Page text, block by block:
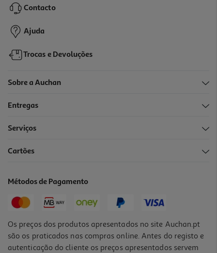
Contacto
Ajuda
Trocas e Devoluções
Sobre a Auchan
Entregas
Serviços
Cartões
Métodos de Pagamento
Os preços dos produtos apresentados no site Auchan.pt
são os praticados nas compras online. Antes do registo e
autenticação do cliente os preços apresentados servem